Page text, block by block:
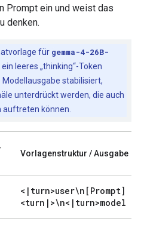
Prompt ein und weist das
denken.
für gemma-4-26B-
ein leeres „thinking“-Token
stabilisiert,
unterdrückt werden, die auch
können.
Vorlagenstruktur / Ausgabe
< | turn>user\n[Prompt]
<turn | >\n< | turn>model